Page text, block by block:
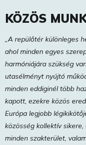
KÖZÖS
„A repülőtér különleges
ahol minden egyes
harmóniájára szükség
utasélményt nyújtó
minden eddiginél több
kapott, ezekre közös
Európa legjobb
közösség kollektív
minden szakterület,